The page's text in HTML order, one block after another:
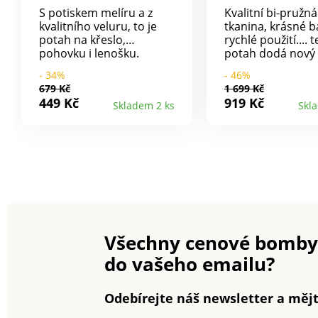
S potiskem melíru a z
kvalitního veluru, to je
potah na křeslo,
pohovku i lenošku.
použití, ochrání před
skvrnami a působením
Vašich domácích
- 34%
679 Kč
449 Kč Skladem 2 ks
Kvalitní bi-pružná
tkanina, krásné
rychlé použití....
potah dodá nový
pružný: natáhne
délky i do šířky.
křesla a 2 nebo
- 46%
1 699 Kč
919 Kč
Všechny cenové bomby
do vašeho emailu?
Odebírejte náš newsletter a